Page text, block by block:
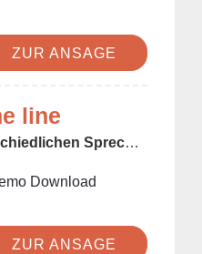
ZUR ANSAGE
line
Sprecher/innen
Download
ZUR ANSAGE